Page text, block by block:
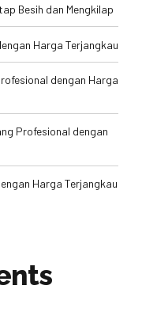
Besih dan Mengkilap
Harga Terjangkau
dengan Harga
Profesional dengan
Harga Terjangkau